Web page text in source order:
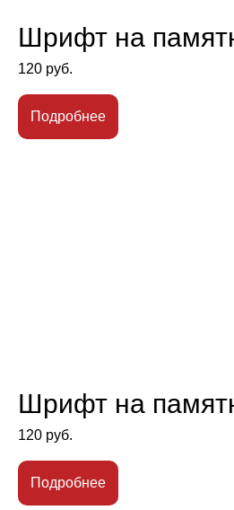
Шрифт на
120 руб.
Подробнее
Шрифт на
120 руб.
Подробнее